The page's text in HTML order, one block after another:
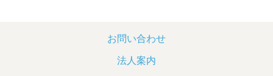
お問い合わせ
法人案内